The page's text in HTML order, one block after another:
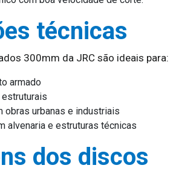
técnicas
300mm da JRC são ideais para:
armado
obras urbanas e industriais
alvenaria e estruturas técnicas
dos discos